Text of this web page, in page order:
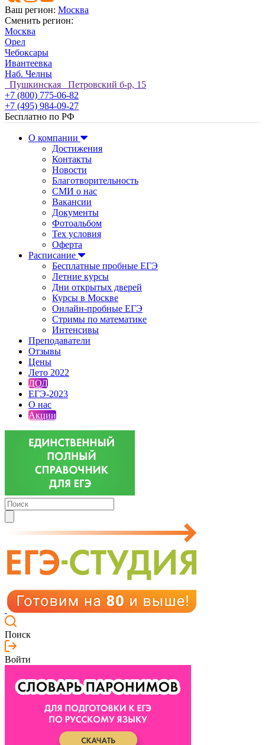
Ваш регион: Москва
Сменить регион:
Москва
Орел
Чебоксары
Ивантеевка
Наб. Челны
Пушкинская Петровский б-р, 15
+7 (800) 775-06-82
+7 (495) 984-09-27
Бесплатно по РФ
О компании
Достижения
Контакты
Новости
Благотворительность
СМИ о нас
Вакансии
Документы
Фотоальбом
Тех условия
Оферта
Расписание
Бесплатные пробные ЕГЭ
Летние курсы
Дни открытых дверей
Курсы в Москве
Онлайн-пробные ЕГЭ
Стримы по математике
Интенсивы
Преподаватели
Отзывы
Цены
Лето 2022
ДОД
ЕГЭ-2023
О нас
Акции
Поиск
Войти